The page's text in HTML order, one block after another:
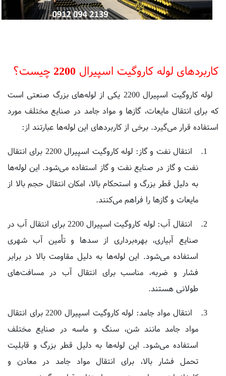
لوله کاروگیت اسپیرال 2200 یکی از لوله‌های بزرگ صنعتی است
که برای انتقال مایعات، گازها و مواد جامد در صنایع مختلف مورد
استفاده قرار می‌گیرد. برخی از کاربردهای این لوله‌ها عبارتند از:
انتقال نفت و گاز: لوله کاروگیت اسپیرال 2200 برای انتقال
نفت و گاز در صنایع نفت و گاز استفاده می‌شود. این لوله‌ها
به دلیل قطر بزرگ و استحکام بالا، امکان انتقال حجم بالا از
مایعات و گازها را فراهم می‌کنند.
صنایع آبیاری، بهره‌برداری از سدها و تأمین آب شهری
استفاده می‌شود. این لوله‌ها به دلیل مقاومت بالا در برابر
فشار و ضربه، مناسب برای انتقال آب در مسافت‌های
طولانی هستند.
مواد جامد مانند شن، سنگ و ماسه در صنایع مختلف
استفاده می‌شود. این لوله‌ها به دلیل قطر بزرگ و قابلیت
تحمل فشار بالا، برای انتقال مواد جامد در معادن و
کارخانجات سیمان و بتن مورد استفاده قرار می‌گیرند.